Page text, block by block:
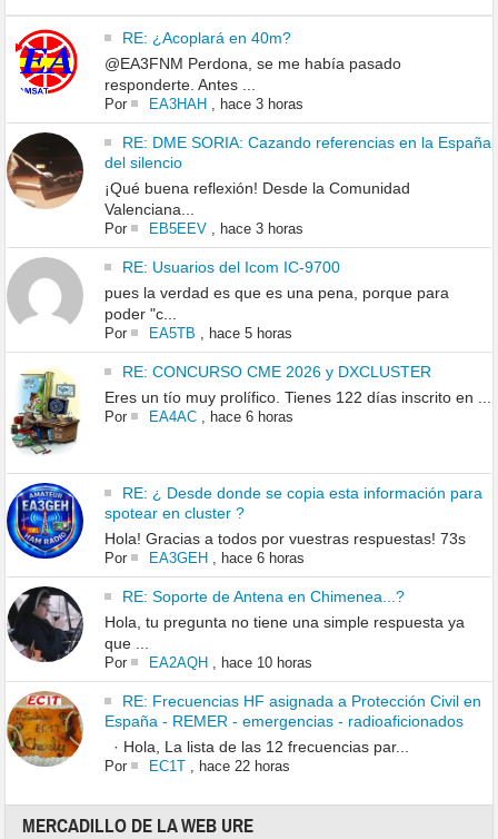
RE: ¿Acoplará en 40m?
@EA3FNM Perdona, se me había pasado
responderte. Antes ...
Por EA3HAH, hace 3 horas
RE: DME SORIA: Cazando referencias en la España
del silencio
¡Qué buena reflexión! Desde la Comunidad
Valenciana...
Por EB5EEV, hace 3 horas
RE: Usuarios del Icom IC-9700
pues la verdad es que es una pena, porque para
poder "c...
Por EA5TB hace 5 horas
RE: CONCURSO CME 2026 y DXCLUSTER
Eres un tío muy prolífico. Tienes 122 días inscrito en ...
Por EA4AC, hace 6 horas
RE: ¿ Desde donde se copia esta información para
spotear en cluster ?
Hola! Gracias a todos por vuestras respuestas! 73s
Por EA3GEH, hace 6 horas
RE: Soporte de Antena en Chimenea...?
Hola, tu pregunta no tiene una simple respuesta ya
que ...
Por EA2AQH, hace 10 horas
RE: Frecuencias HF asignada a Protección Civil en
España - REMER - emergencias - radioaficionados
· Hola, La lista de las 12 frecuencias par...
Por EC1T, hace 22 horas
MERCADILLO DE LA WEB URE